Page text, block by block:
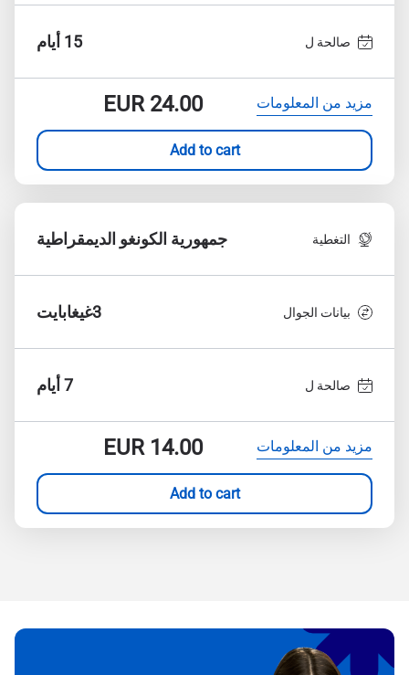
صالحة ل 15 أيام
مزيد من المعلومات EUR24.00
Add to cart
التغطية جمهورية الكونغو الديمقراطية
بيانات الجوال 3غيغابايت
صالحة ل 7 أيام
مزيد من المعلومات EUR14.00
Add to cart